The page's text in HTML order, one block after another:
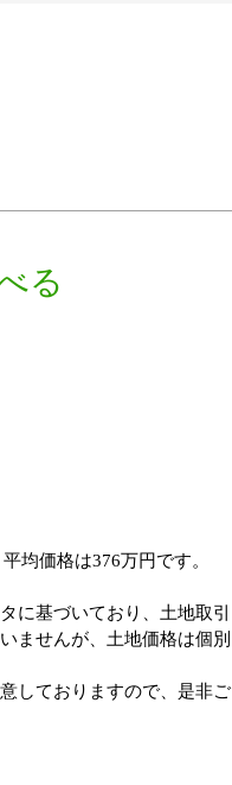
る
均価格は376万円です。
に基づいており、土地取引
ませんが、土地価格は個別
しておりますので、是非ご